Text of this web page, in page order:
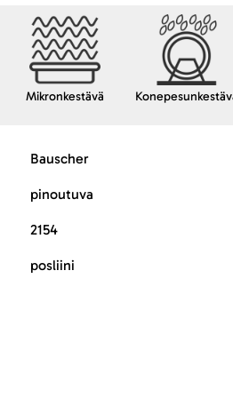
Mikronkestävä
Bauscher
pinoutuva
2154
posliini